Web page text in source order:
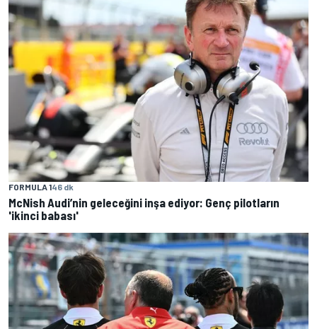
FORMULA 146 dk
McNish Audi’nin geleceğini inşa ediyor: Genç pilotların
'ikinci babası'